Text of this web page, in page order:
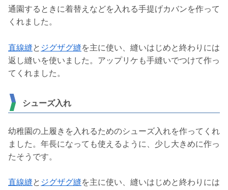
通園するときに着替えなどを入れる手提げカバンを作って
くれました。
直線縫と ジグザグ縫を主に使い、縫いはじめと終わりには
返し縫いを使いました。アップリケも手縫いでつけて作っ
てくれました。
シューズ入れ
幼稚園の上履きを入れるためのシューズ入れを作ってくれ
ました。年長になっても使えるように、少し大きめに作っ
たそうです。
直線縫と ジグザグ縫を主に使い、縫いはじめと終わりには